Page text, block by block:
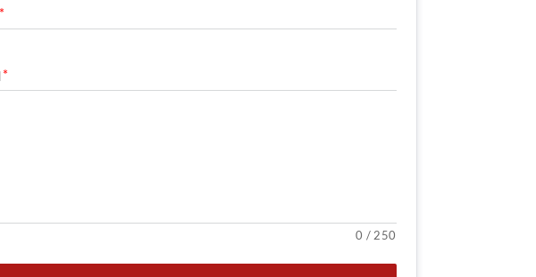
0 / 250